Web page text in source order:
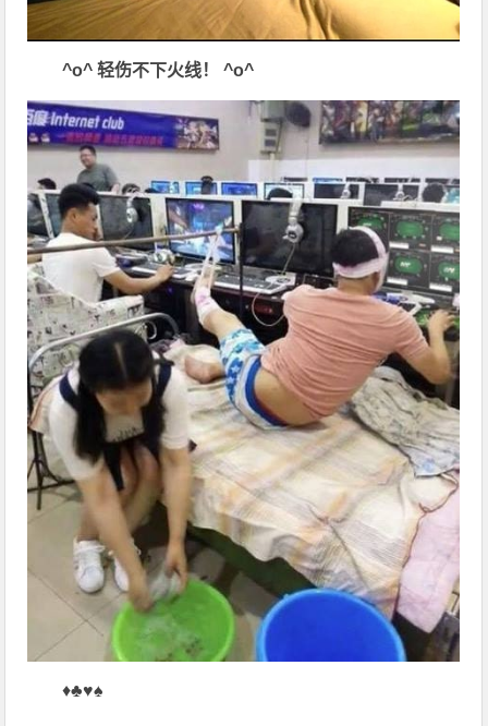
^o^轻伤不下火线！ ^o^
♦♣♥♠